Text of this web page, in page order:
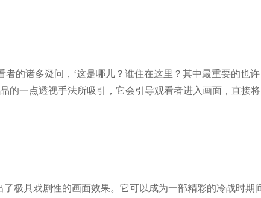
者的诸多疑问，‘这是哪儿？谁住在这里？其中最重要的也许
的一点透视手法所吸引，它会引导观看者进入画面，直接
了极具戏剧性的画面效果。它可以成为一部精彩的冷战时期